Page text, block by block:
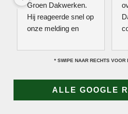
Groen Dakwerken.
Hij reageerde snel op
onze melding en
collega kijken naar
het probleem. Omdat
reparatie niet meteen
* SWIPE NAAR RECHTS VOOR
ALLE GOOGLE